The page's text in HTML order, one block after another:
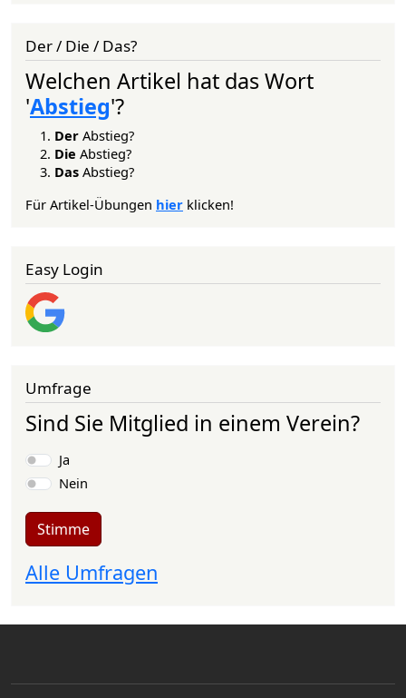
Der / Die / Das?
Welchen Artikel hat das Wort
'Abstieg'?
Der Abstieg?
Die Abstieg?
Das Abstieg?
Für Artikel-Übungen hier klicken!
Easy Login
Umfrage
Sind Sie Mitglied in einem Verein?
Auswahlmöglichkeiten
Ja
Nein
Stimme
Alle Umfragen